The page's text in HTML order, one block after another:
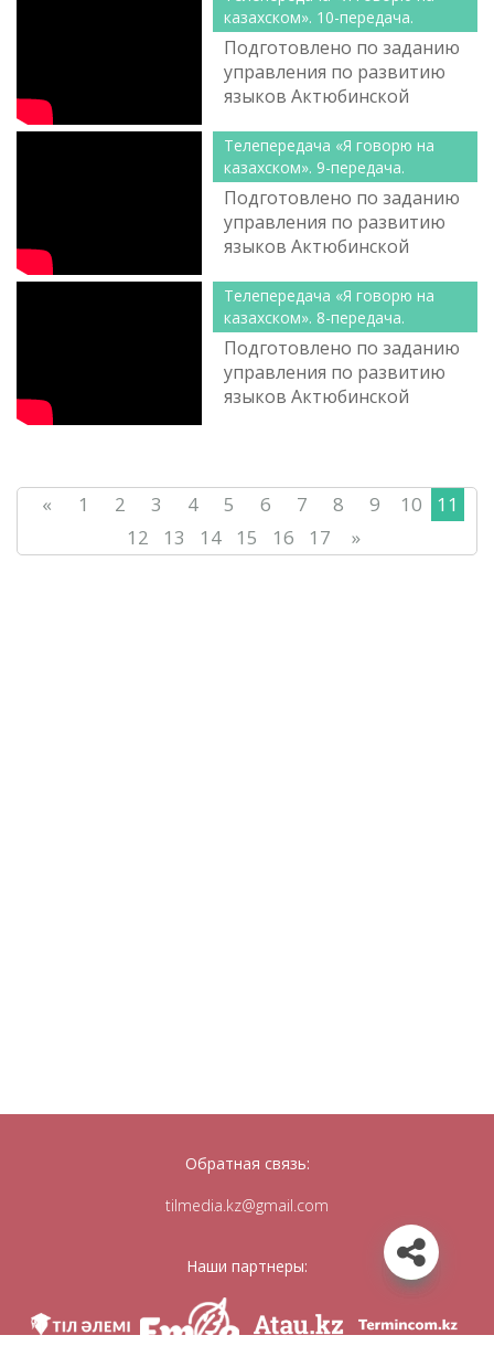
казахском». 10-передача.
Подготовлено по заданию
управления по развитию
языков Актюбинской
Телепередача «Я говорю на
казахском». 9-передача.
Подготовлено по заданию
управления по развитию
языков Актюбинской
Телепередача «Я говорю на
казахском». 8-передача.
Подготовлено по заданию
управления по развитию
языков Актюбинской
« 1 2 3 4 5 6 7 8 9 10
11
12
13 14 15 16 17 »
Обратная связь:
tilmedia.kz@gmail.com
Наши партнеры: